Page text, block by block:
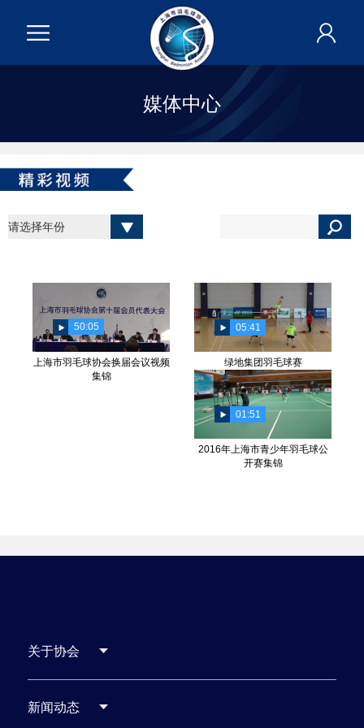
媒体中心
50:05
上海市羽毛球协会换届会议视频
集锦
05:41
绿地集团羽毛球赛
01:51
2016年上海市青少年羽毛球公
开赛集锦
关于协会
新闻动态